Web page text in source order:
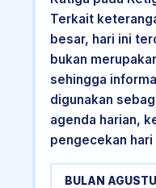
Terkait
besar, hari ini
bukan
sehingga
digunakan
agenda harian,
pengecekan
BULAN